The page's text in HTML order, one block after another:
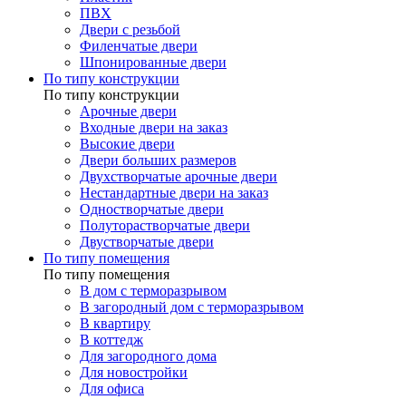
ПВХ
Двери с резьбой
Филенчатые двери
Шпонированные двери
По типу конструкции
По типу конструкции
Арочные двери
Входные двери на заказ
Высокие двери
Двери больших размеров
Двухстворчатые арочные двери
Нестандартные двери на заказ
Одностворчатые двери
Полуторастворчатые двери
Двустворчатые двери
По типу помещения
По типу помещения
В дом с терморазрывом
В загородный дом с терморазрывом
В квартиру
В коттедж
Для загородного дома
Для новостройки
Для офиса